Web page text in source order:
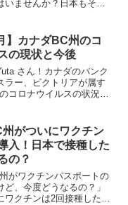
ませんか？日本もそう
が世界中で何千万人とい
ロナウイル...
】カナダBC州のコ
の現状と今後
さん！カナダのバンク
ラー、ビクトリアが属す
コロナウイルスの状況は
ウイルスの現状と今後」
がついにワクチン
入！日本で接種した
の？
がワクチンパスポートの
ど、今度どうなるの？」
ワクチンは2回接種したけ